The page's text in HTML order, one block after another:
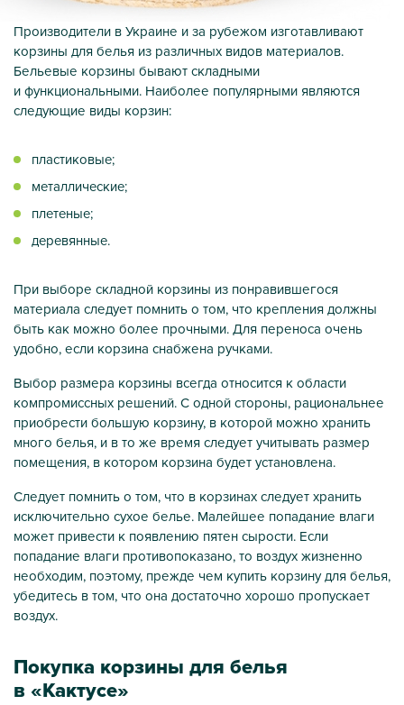
Производители в Украине и за рубежом изготавливают
корзины для белья из различных видов материалов.
Бельевые корзины бывают складными
и функциональными. Наиболее популярными являются
следующие виды корзин:
пластиковые;
металлические;
плетеные;
деревянные.
При выборе складной корзины из понравившегося
материала следует помнить о том, что крепления должны
быть как можно более прочными. Для переноса очень
удобно, если корзина снабжена ручками.
Выбор размера корзины всегда относится к области
компромиссных решений. С одной стороны, рациональнее
приобрести большую корзину, в которой можно хранить
много белья, и в то же время следует учитывать размер
помещения, в котором корзина будет установлена.
Следует помнить о том, что в корзинах следует хранить
исключительно сухое белье. Малейшее попадание влаги
может привести к появлению пятен сырости. Если
попадание влаги противопоказано, то воздух жизненно
необходим, поэтому, прежде чем купить корзину для белья,
убедитесь в том, что она достаточно хорошо пропускает
воздух.
Покупка корзины для белья
в «Кактусе»